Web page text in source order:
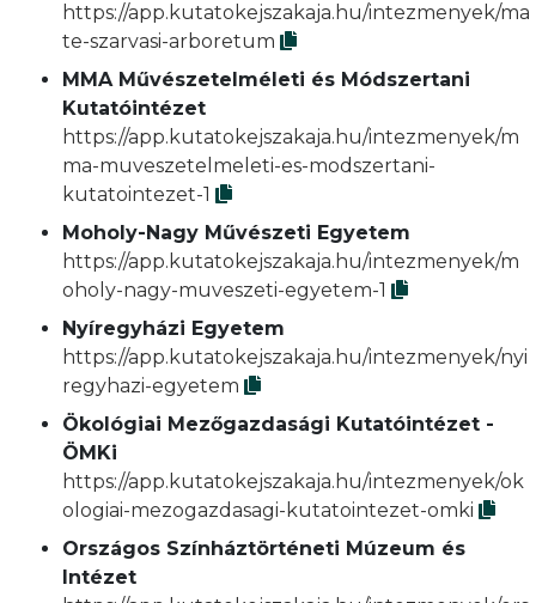
https://app.kutatokejszakaja.hu/intezmenyek/ma
te-szarvasi-arboretum
MMA Művészetelméleti és Módszertani
Kutatóintézet
https://app.kutatokejszakaja.hu/intezmenyek/m
ma-muveszetelmeleti-es-modszertani-
kutatointezet-1
Moholy-Nagy Művészeti Egyetem
https://app.kutatokejszakaja.hu/intezmenyek/m
oholy-nagy-muveszeti-egyetem-1
Nyíregyházi Egyetem
https://app.kutatokejszakaja.hu/intezmenyek/nyi
regyhazi-egyetem
Ökológiai Mezőgazdasági Kutatóintézet -
ÖMKi
https://app.kutatokejszakaja.hu/intezmenyek/ok
ologiai-mezogazdasagi-kutatointezet-omki
Országos Színháztörténeti Múzeum és
Intézet